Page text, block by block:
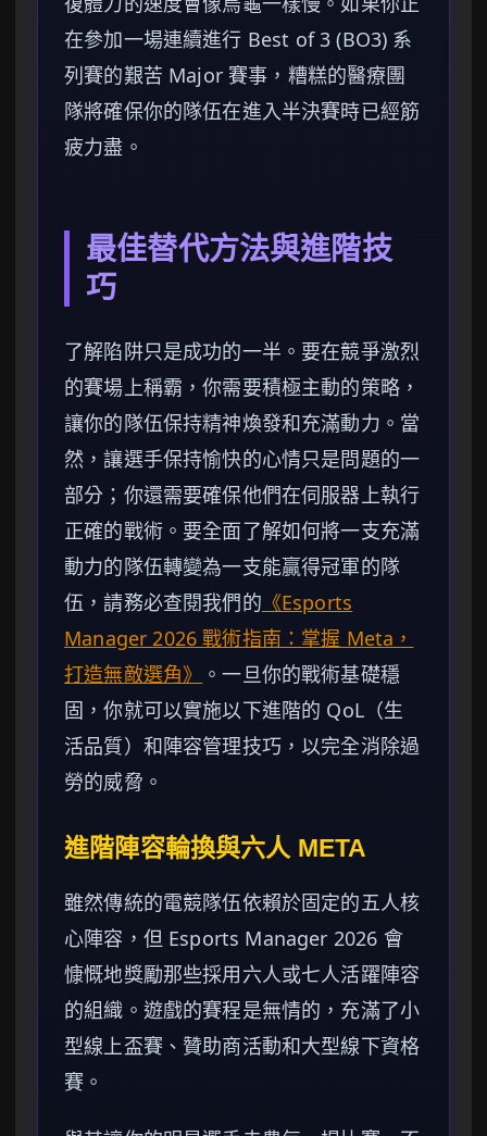
在參加一場連續進行 Best of 3 (BO3) 系
列賽的艱苦 Major 賽事，糟糕的醫療團
隊將確保你的隊伍在進入半決賽時已經筋
疲力盡。
最佳替代方法與進階技
巧
了解陷阱只是成功的一半。要在競爭激烈
的賽場上稱霸，你需要積極主動的策略，
讓你的隊伍保持精神煥發和充滿動力。當
然，讓選手保持愉快的心情只是問題的一
部分；你還需要確保他們在伺服器上執行
正確的戰術。要全面了解如何將一支充滿
動力的隊伍轉變為一支能贏得冠軍的隊
伍，請務必查閱我們的 《Esports
Manager 2026 戰術指南：掌握 Meta，
打造無敵選角》
。一旦你的戰術基礎穩
固，你就可以實施以下進階的 QoL（生
活品質）和陣容管理技巧，以完全消除過
勞的威脅。
進階陣容輪換與六人 META
雖然傳統的電競隊伍依賴於固定的五人核
心陣容，但 Esports Manager 2026 會
慷慨地獎勵那些採用六人或七人活躍陣容
的組織。遊戲的賽程是無情的，充滿了小
型線上盃賽、贊助商活動和大型線下資格
賽。